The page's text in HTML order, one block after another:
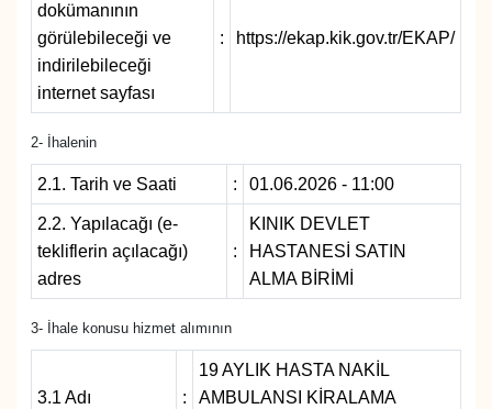
dokümanının
görülebileceği ve
indirilebileceği
internet sayfası
: https://ekap.kik.gov.tr/EKAP/
2- İhalenin
2.1. Tarih ve Saati : 01.06.2026 - 11:00
2.2. Yapılacağı (e-
tekliflerin açılacağı)
adres
:
KINIK DEVLET
HASTANESİ SATIN
ALMA BİRİMİ
3- İhale konusu hizmet alımının
3.1 Adı :
19 AYLIK HASTA NAKİL
AMBULANSI KİRALAMA